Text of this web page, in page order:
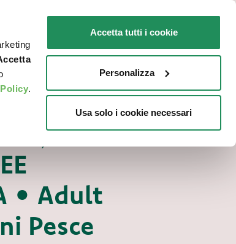
.
Accetta tutti i cookie
Personalizza
Usa solo i cookie necessari
ACQUISTARE PET NEWS
• Adult
Pesce